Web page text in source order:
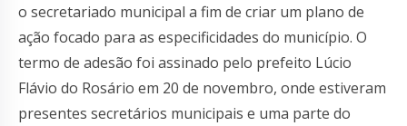
o secretariado municipal a fim de criar um plano de
ação focado para as especificidades do município. O
termo de adesão foi assinado pelo prefeito Lúcio
Flávio do Rosário em 20 de novembro, onde estiveram
presentes secretários municipais e uma parte do